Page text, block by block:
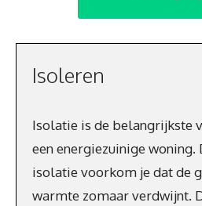
Isoleren
Isolatie is de belangrijkste
een energiezuinige woning.
isolatie voorkom je dat de
warmte zomaar verdwijnt.